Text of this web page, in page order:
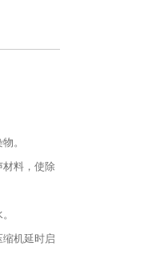
。
材料，使除
缩机延时启